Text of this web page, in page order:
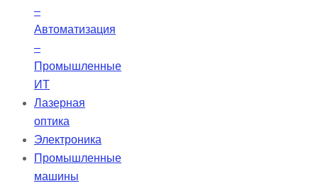
–
Автоматизация
–
Промышленные
ИТ
Лазерная
оптика
Электроника
Промышленные
машины